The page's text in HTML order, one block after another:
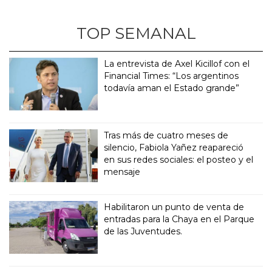
TOP SEMANAL
La entrevista de Axel Kicillof con el
Financial Times: “Los argentinos
todavía aman el Estado grande”
Tras más de cuatro meses de
silencio, Fabiola Yañez reapareció
en sus redes sociales: el posteo y el
mensaje
Habilitaron un punto de venta de
entradas para la Chaya en el Parque
de las Juventudes.